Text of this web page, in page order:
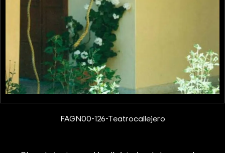
FAGN00-126-Teatrocallejero